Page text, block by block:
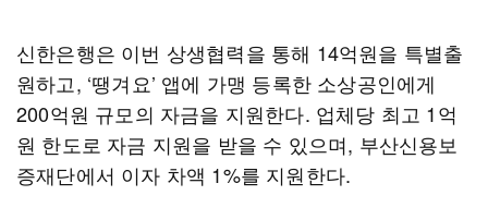
신한은행은 이번 상생협력을 통해 14억원을 특별출
원하고, ‘땡겨요’ 앱에 가맹 등록한 소상공인에게
200억원 규모의 자금을 지원한다. 업체당 최고 1억
원 한도로 자금 지원을 받을 수 있으며, 부산신용보
증재단에서 이자 차액 1%를 지원한다.